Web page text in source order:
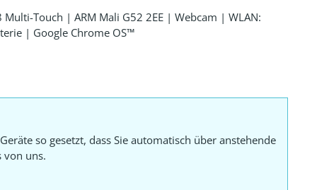
Touch | ARM Mali G52 2EE | Webcam | WLAN:
| Google Chrome OS™
so gesetzt, dass Sie automatisch über anstehende
von uns.